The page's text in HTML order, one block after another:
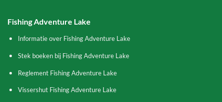
Fishing Adventure Lake
Informatie over Fishing Adventure Lake
Stek boeken bij Fishing Adventure Lake
Reglement Fishing Adventure Lake
Vissershut Fishing Adventure Lake